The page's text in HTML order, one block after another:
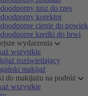
tusz do rzęs
korektor
cienie do powiek
kredki do brwi
wydarzenia
wszystkie
rozświetlający
makijaż
do makijażu na podróż
wszystkie